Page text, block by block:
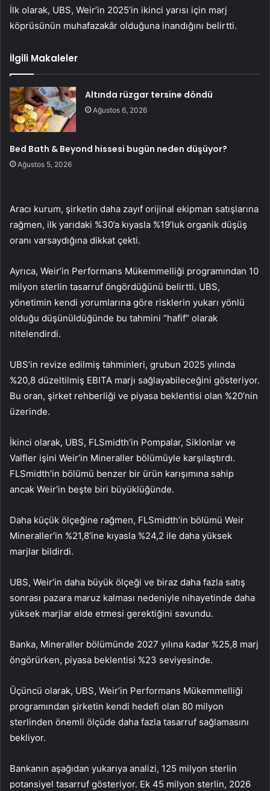
İlk olarak, UBS, Weir’in 2025’in ikinci yarısı için marj
köprüsünün muhafazakâr olduğuna inandığını belirtti.
İlgili Makaleler
Altında rüzgar tersine döndü
Ağustos 6, 2026
Bed Bath & Beyond hissesi bugün neden düşüyor?
Ağustos 5, 2026
Aracı kurum, şirketin daha zayıf orijinal ekipman satışlarına
rağmen, ilk yarıdaki %30’a kıyasla %19’luk organik düşüş
oranı varsaydığına dikkat çekti.
Ayrıca, Weir’in Performans Mükemmelliği programından 10
milyon sterlin tasarruf öngördüğünü belirtti. UBS,
yönetimin kendi yorumlarına göre risklerin yukarı yönlü
olduğu düşünüldüğünde bu tahmini “hafif” olarak
nitelendirdi.
UBS’in revize edilmiş tahminleri, grubun 2025 yılında
%20,8 düzeltilmiş EBITA marjı sağlayabileceğini gösteriyor.
Bu oran, şirket rehberliği ve piyasa beklentisi olan %20’nin
üzerinde.
İkinci olarak, UBS, FLSmidth’in Pompalar, Siklonlar ve
Valfler işini Weir’in Mineraller bölümüyle karşılaştırdı.
FLSmidth’in bölümü benzer bir ürün karışımına sahip
ancak Weir’in beşte biri büyüklüğünde.
Daha küçük ölçeğine rağmen, FLSmidth’in bölümü Weir
Mineraller’in %21,8’ine kıyasla %24,2 ile daha yüksek
marjlar bildirdi.
UBS, Weir’in daha büyük ölçeği ve biraz daha fazla satış
sonrası pazara maruz kalması nedeniyle nihayetinde daha
yüksek marjlar elde etmesi gerektiğini savundu.
Banka, Mineraller bölümünde 2027 yılına kadar %25,8 marj
öngörürken, piyasa beklentisi %23 seviyesinde.
Üçüncü olarak, UBS, Weir’in Performans Mükemmelliği
programından şirketin kendi hedefi olan 80 milyon
sterlinden önemli ölçüde daha fazla tasarruf sağlamasını
bekliyor.
Bankanın aşağıdan yukarıya analizi, 125 milyon sterlin
potansiyel tasarruf gösteriyor. Ek 45 milyon sterlin, 2026